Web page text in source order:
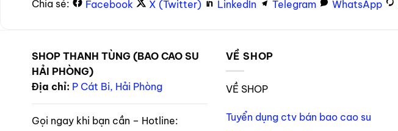
Chia sẻ: Facebook X (Twitter) LinkedIn Telegram WhatsApp
SHOP THANH TÙNG (BAO CAO SU
HẢI PHÒNG)
Địa chỉ: P Cát Bi, Hải Phòng
Gọi ngay khi bạn cần – Hotline:
VỀ SHOP
VỀ SHOP
Tuyển dụng ctv bán bao cao su